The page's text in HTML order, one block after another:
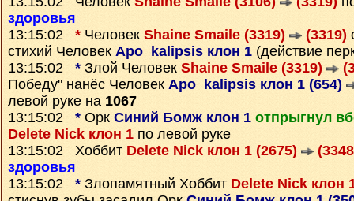
здоровья
13:15:02 * Человек Shaine Smaile (3319) (3319)
стихий Человек Apo_kalipsis клон 1 (действие
13:15:02 * Злой Человек Shaine Smaile (3319)
Победу" нанёс Человек Apo_kalipsis клон 1 (654)
левой руке на 1067
13:15:02 * Орк Синий Бомж клон 1 отпрыгнул
Delete Nick клон 1 по левой руке
13:15:02 Хоббит Delete Nick клон 1 (2675)
здоровья
13:15:02 * Злопамятный Хоббит Delete Nick клон